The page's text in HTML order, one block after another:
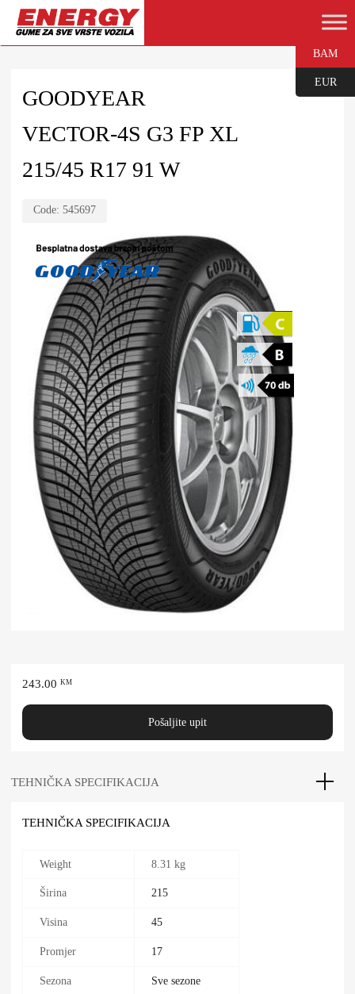
GOODYEAR
VECTOR-4S G3 FP XL
215/45 R17 91 W
Code: 545697
243.00 KM
Pošaljite upit
TEHNIČKA SPECIFIKACIJA
TEHNIČKA SPECIFIKACIJA
Weight 8.31 kg
Širina 215
Visina 45
Promjer 17
Sezona Sve sezone
BAM
EUR